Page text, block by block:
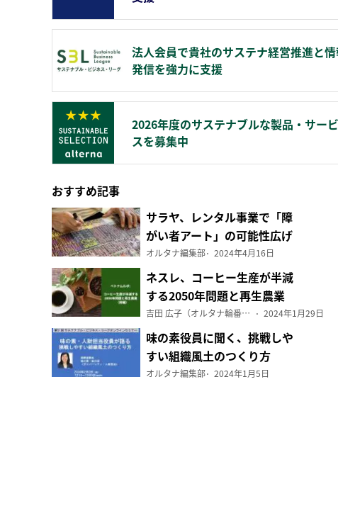
法人会員で貴社のサステナ経営推進と
発信を強力に支援
2026年度のサステナブルな製品・サービ
スを募集中
おすすめ記事
サラヤ、レンタル事業で「障
がい者アート」の可能性広げ
る
オルタナ編集部 2024年4月16日
ネスレ、コーヒー生産が半減
する2050年問題と再生農業
（前編）
吉田 広子（オルタナ輪番編集長） 2024年1月29日
味の素役員に聞く、挑戦しや
すい組織風土のつくり方
オルタナ編集部 2024年1月5日